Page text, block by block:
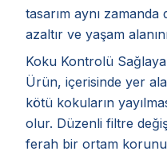
tasarım aynı zamanda
azaltır ve yaşam
Koku Kontrolü
Ürün, içerisinde yer
kötü kokuların
olur. Düzenli filtre
ferah bir ortam